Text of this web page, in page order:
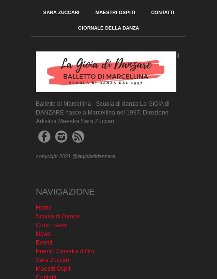
SARA ZUCCARI MAESTRI OSPITI CONTATTI
GIORNALE DELLA DANZA
Il
Balletto di Marcellina - Scuola di danza La GIOIA di
DANZARE nasce a Marcellina nel 1997. Direzione
Artistica Maestra Sara Zuccari
copyright 2021 @lagioiadidanzare
NAVIGAZIONE
Home
Scuola di Danza
Corsi Esami
News
Eventi
Premio Ginestra d’Oro
Sara Zuccari
Maestri Ospiti
Contatti